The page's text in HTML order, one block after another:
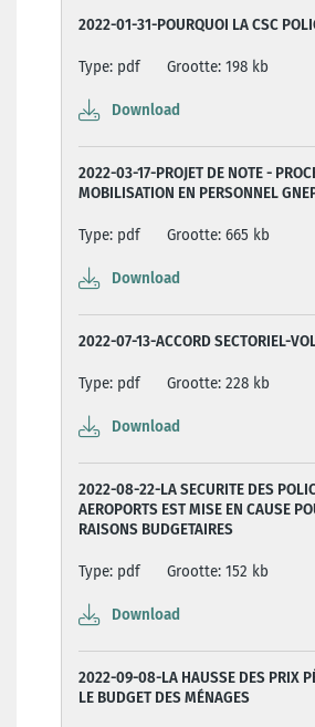
2022-01-31-POURQUOI LA CSC
Type: pdf Grootte: 198 kb
Download
2022-03-17-PROJET DE NOTE -
MOBILISATION EN PERSONNEL
Type: pdf Grootte: 665 kb
Download
2022-07-13-ACCORD SECTORIEL-
Type: pdf Grootte: 228 kb
Download
2022-08-22-LA SECURITE DES
AEROPORTS EST MISE EN CAUSE
RAISONS BUDGETAIRES
Type: pdf Grootte: 152 kb
Download
2022-09-08-LA HAUSSE DES PRIX
LE BUDGET DES MÉNAGES